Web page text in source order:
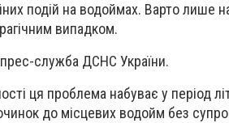
подій на водоймах. Варто лише
випадком.
служба ДСНС України.
ця проблема набуває у період
до місцевих водойм без